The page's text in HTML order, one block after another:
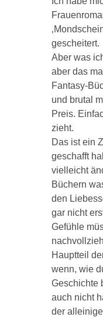
gescheitert.
Aber was
aber das
Fantasy-
und brutal
Preis.
zieht.
Das ist ein
geschafft
vielleicht
Büchern
den
gar nicht
Gefühle
Hauptteil
wenn, wie
Geschichte
auch nicht
der